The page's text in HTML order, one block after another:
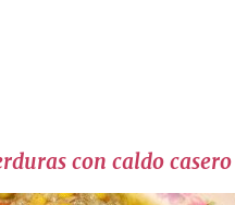
con caldo casero